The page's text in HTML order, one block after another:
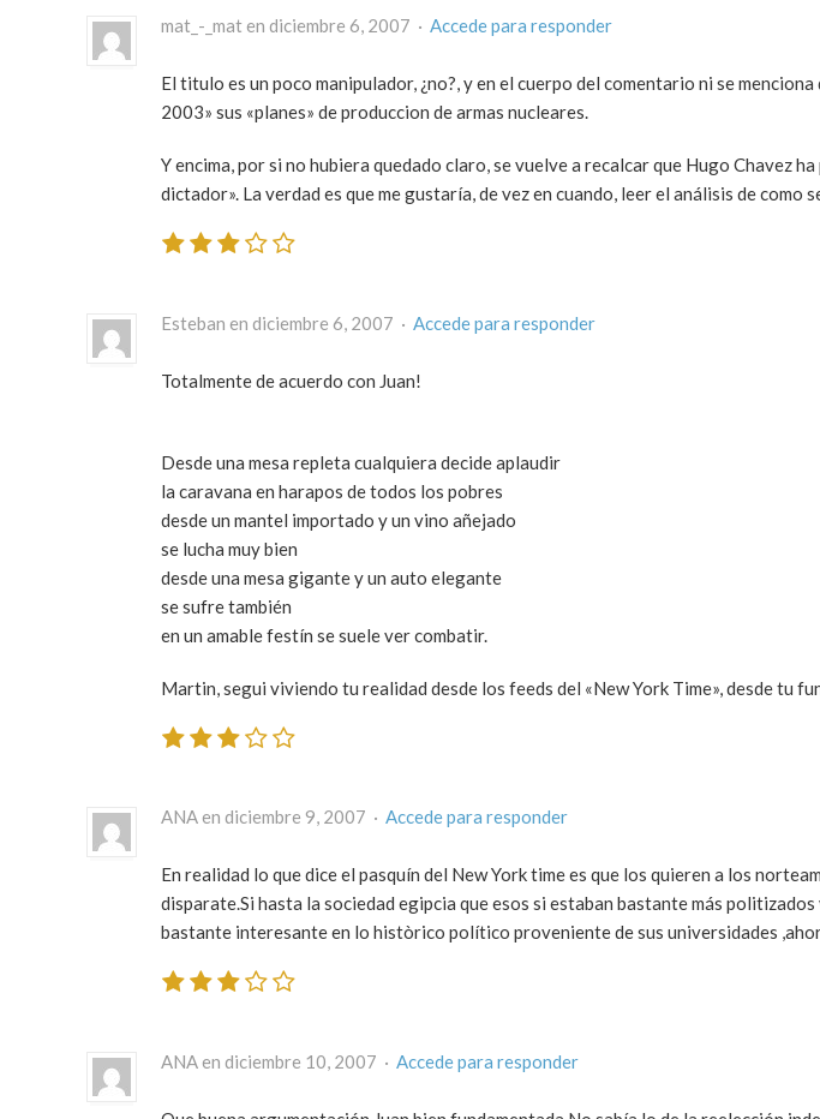
mat_-_mat en diciembre 6, 2007 · Accede para responder
El titulo es un poco manipulador, ¿no?, y en el cuerpo del comentario ni se
2003» sus «planes» de produccion de armas nucleares.
Y encima, por si no hubiera quedado claro, se vuelve a recalcar que Hugo Chavez
dictador». La verdad es que me gustaría, de vez en cuando, leer el análisis de como
Esteban en diciembre 6, 2007 · Accede para responder
Totalmente de acuerdo con Juan!
Desde una mesa repleta cualquiera decide aplaudir
la caravana en harapos de todos los pobres
desde un mantel importado y un vino añejado
se lucha muy bien
desde una mesa gigante y un auto elegante
se sufre también
en un amable festín se suele ver combatir.
Martin, segui viviendo tu realidad desde los feeds del «New York Time», desde tu
ANA en diciembre 9, 2007 · Accede para responder
En realidad lo que dice el pasquín del New York time es que los quieren a los
disparate.Si hasta la sociedad egipcia que esos si estaban bastante más
bastante interesante en lo històrico político proveniente de sus universidades
ANA en diciembre 10, 2007 · Accede para responder